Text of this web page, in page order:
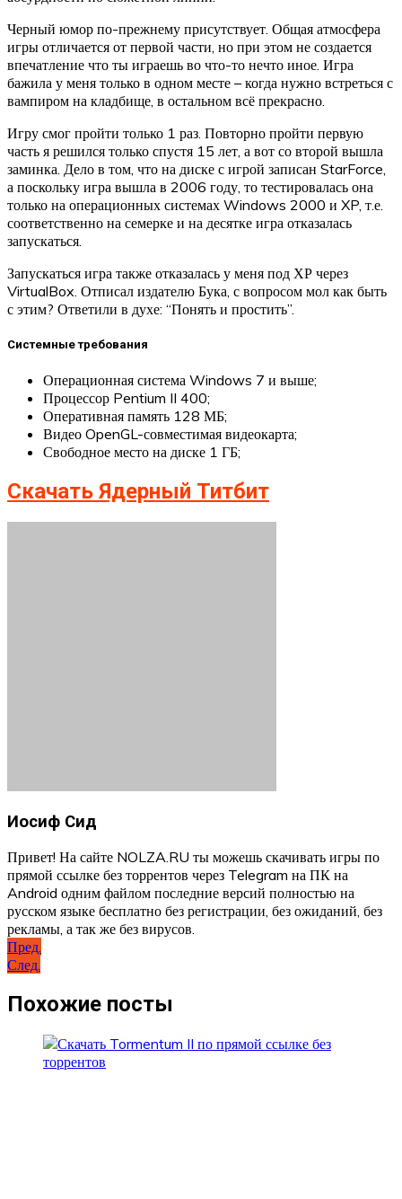
Черный юмор по-прежнему присутствует. Общая атмосфера
игры отличается от первой части, но при этом не создается
впечатление что ты играешь во что-то нечто иное. Игра
бажила у меня только в одном месте – когда нужно встреться с
вампиром на кладбище, в остальном всё прекрасно.
Игру смог пройти только 1 раз. Повторно пройти первую
часть я решился только спустя 15 лет, а вот со второй вышла
заминка. Дело в том, что на диске с игрой записан StarForce,
а поскольку игра вышла в 2006 году, то тестировалась она
только на операционных системах Windows 2000 и XP, т.е.
соответственно на семерке и на десятке игра отказалась
запускаться.
Запускаться игра также отказалась у меня под ХР через
VirtualBox. Отписал издателю Бука, с вопросом мол как быть
с этим? Ответили в духе: “Понять и простить”.
Системные требования
Операционная система Windows 7 и выше;
Процессор Pentium II 400;
Оперативная память 128 МБ;
Видео OpenGL-совместимая видеокарта;
Свободное место на диске 1 ГБ;
Скачать Ядерный Титбит
Иосиф Сид
Привет! На сайте NOLZA.RU ты можешь скачивать игры по
прямой ссылке без торрентов через Telegram на ПК на
Android одним файлом последние версий полностью на
русском языке бесплатно без регистрации, без ожиданий, без
рекламы, а так же без вирусов.
Навигация
по
записям
Пред.
След.
Похожие посты